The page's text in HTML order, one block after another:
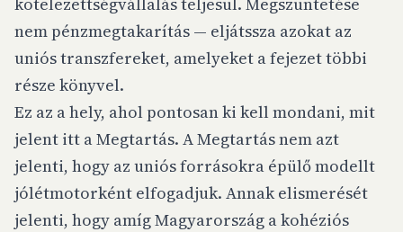
nem pénzmegtakarítás — eljátssza azokat az
uniós transzfereket, amelyeket a fejezet többi
része könyvel.
Ez az a hely, ahol pontosan ki kell mondani, mit
jelent itt a Megtartás. A Megtartás nem azt
jelenti, hogy az uniós forrásokra épülő modellt
jólétmotorként elfogadjuk. Annak elismerését
jelenti, hogy amíg Magyarország a kohéziós